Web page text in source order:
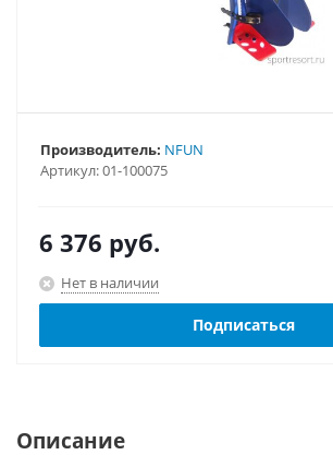
Артикул:01-100075
Производитель: NFUN
6 376 руб.
Нет в наличии
Подписаться
Описание